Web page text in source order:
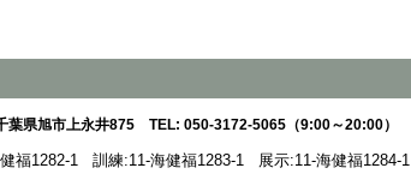
葉県旭市上永井875 TEL:050-3172-5065 （9:00～20:00）
福1282-1 訓練:11-海健福1283-1 展示:11-海健福1284-1